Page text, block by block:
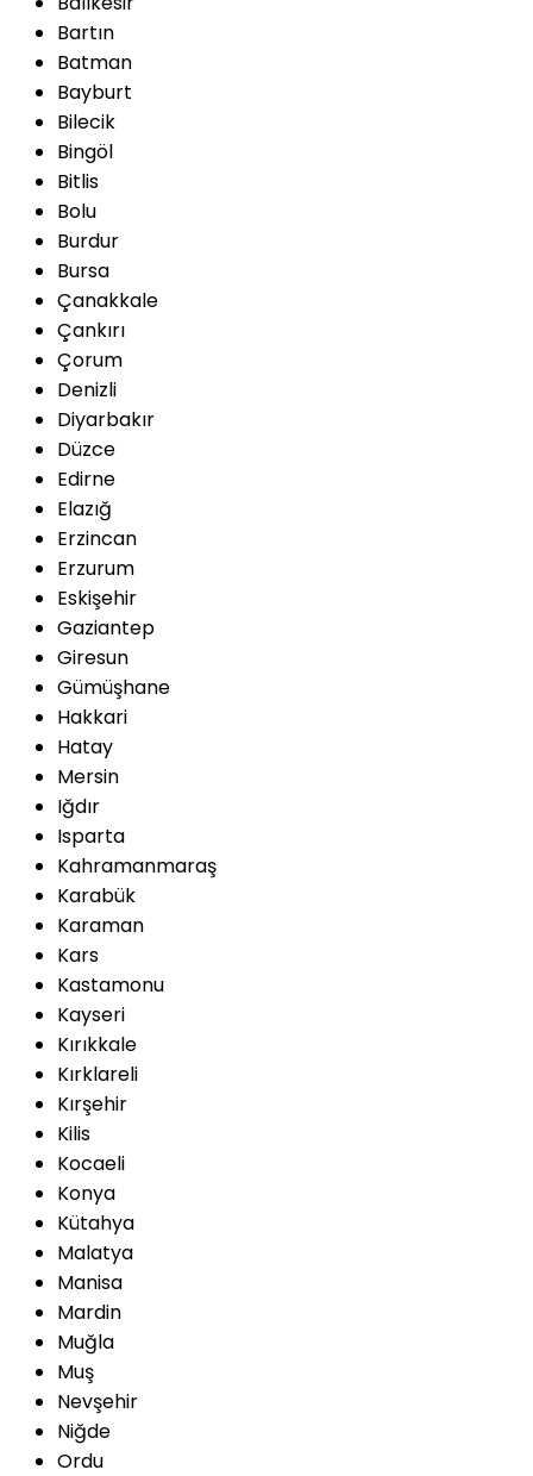
Bartın
Batman
Bayburt
Bilecik
Bingöl
Bitlis
Bolu
Burdur
Bursa
Çanakkale
Çankırı
Çorum
Denizli
Diyarbakır
Düzce
Edirne
Elazığ
Erzincan
Erzurum
Eskişehir
Gaziantep
Giresun
Gümüşhane
Hakkari
Hatay
Mersin
Iğdır
Isparta
Kahramanmaraş
Karabük
Karaman
Kars
Kastamonu
Kayseri
Kırıkkale
Kırklareli
Kırşehir
Kilis
Kocaeli
Konya
Kütahya
Malatya
Manisa
Mardin
Muğla
Muş
Nevşehir
Niğde
Ordu